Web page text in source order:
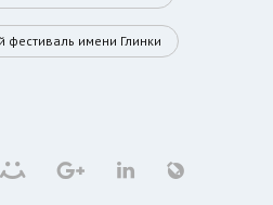
фестиваль имени Глинки